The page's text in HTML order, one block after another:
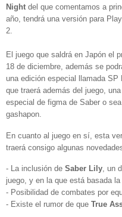
Night del que comentamos a
año, tendrá una versión para
2
El juego que saldrá en Japón el
18 de diciembre , además se
una edición especial llamada SP
que traerá además del juego,
especial de figma de Saber o
gashapon
En cuanto al juego en sí, esta
traerá consigo algunas
- La inclusión de Saber Lily, un
juego, y en la que está basada
- Posibilidad de combates por
- Existe el rumor de que True